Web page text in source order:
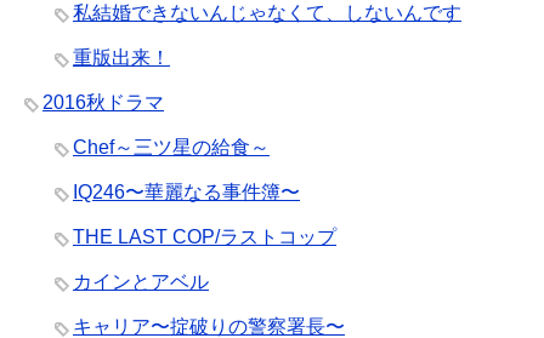
私結婚できないんじゃなくて、しないんです
重版出来！
2016秋ドラマ
Chef～三ツ星の給食～
IQ246〜華麗なる事件簿〜
THE LAST COP/ラストコップ
カインとアベル
キャリア〜掟破りの警察署長〜